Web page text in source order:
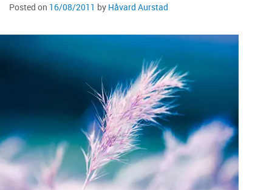
Posted on 16/08/2011 by Håvard Aurstad